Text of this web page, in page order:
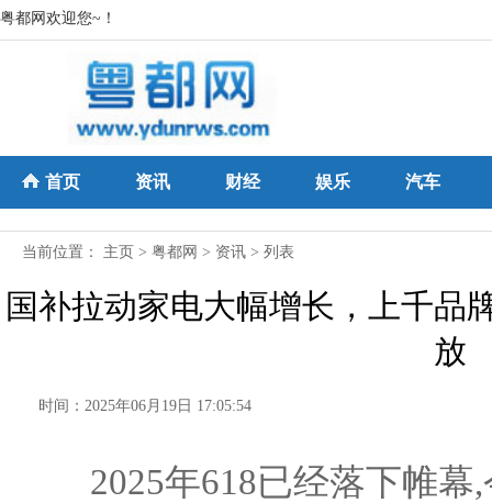
粤都网欢迎您~！
首页 资讯 财经 娱乐 汽车
当前位置： 主页 > 粤都网 > 资讯 > 列表
国补拉动家电大幅增长，上千品
放
时间：2025年06月19日 17:05:54
2025年618已经落下帷